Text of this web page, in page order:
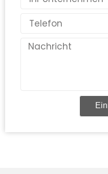
Telefon
Nachricht